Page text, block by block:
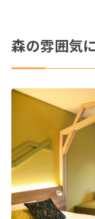
森の雰囲気